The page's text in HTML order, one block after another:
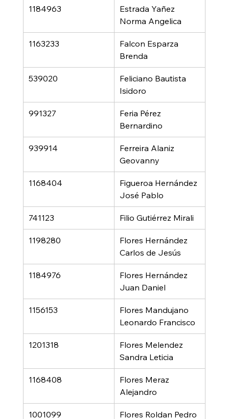
1184963
Estrada Yañez
Norma Angelica
1163233
Falcon Esparza
Brenda
539020
Feliciano Bautista
Isidoro
991327
Feria Pérez
Bernardino
939914
Ferreira Alaniz
Geovanny
1168404
Figueroa Hernández
José Pablo
741123 Filio Gutiérrez Mirali
1198280
Flores Hernández
Carlos de Jesús
1184976
Flores Hernández
Juan Daniel
1156153
Flores Mandujano
Leonardo Francisco
1201318
Flores Melendez
Sandra Leticia
1168408
Flores Meraz
Alejandro
1001099 Flores Roldan Pedro